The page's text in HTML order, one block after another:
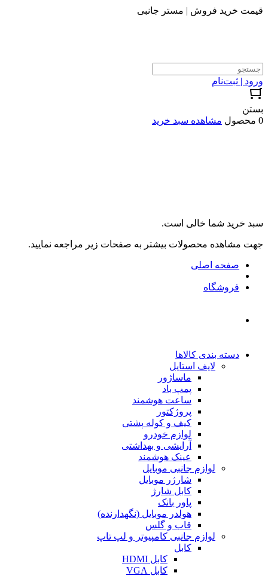
قیمت خرید فروش | مستر جانبی
ورود | ثبت‌نام
بستن
0 محصول
مشاهده سبد خرید
سبد خرید شما خالی است.
جهت مشاهده محصولات بیشتر به صفحات زیر مراجعه نمایید.
صفحه اصلی
فروشگاه
دسته بندی کالاها
لایف استایل
ماساژور
پمپ باد
ساعت هوشمند
پروژکتور
کیف و کوله پشتی
لوازم خودرو
آرایشی و بهداشتی
عینک هوشمند
لوازم جانبی موبایل
شارژر موبایل
کابل شارژ
پاور بانک
هولدر موبایل (نگهدارنده)
قاب و گلس
لوازم جانبی کامپیوتر و لپ تاپ
کابل
کابل HDMI
کابل VGA